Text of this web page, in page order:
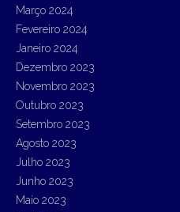
Março 2024
Fevereiro 2024
Janeiro 2024
Dezembro 2023
Novembro 2023
Outubro 2023
Setembro 2023
Agosto 2023
Julho 2023
Junho 2023
Maio 2023